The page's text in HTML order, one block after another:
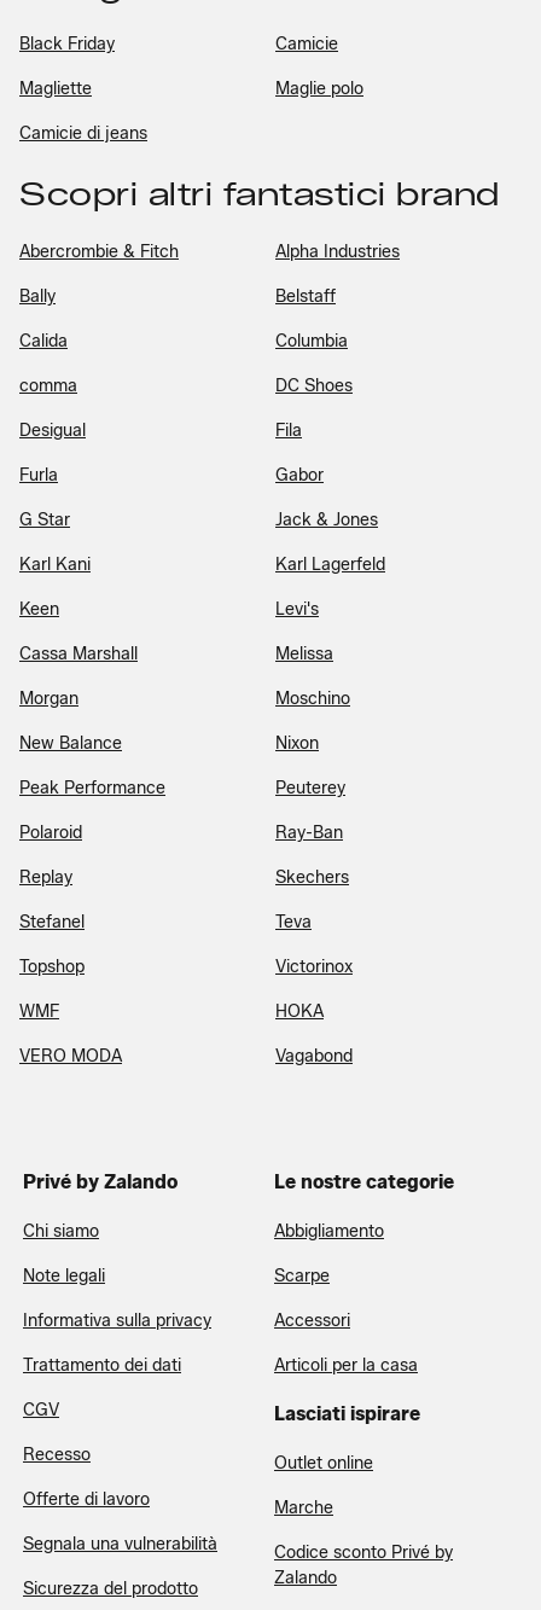
Black Friday Camicie
Magliette Maglie polo
Camicie di jeans
Scopri altri fantastici brand
Abercrombie & Fitch Alpha Industries
Bally Belstaff
Calida Columbia
comma DC Shoes
Desigual Fila
Furla Gabor
G Star Jack & Jones
Karl Kani Karl Lagerfeld
Keen Levi's
Cassa Marshall Melissa
Morgan Moschino
New Balance Nixon
Peak Performance Peuterey
Polaroid Ray-Ban
Replay Skechers
Stefanel Teva
Topshop Victorinox
WMF HOKA
VERO MODA Vagabond
Privé by Zalando
Chi siamo
Note legali
Informativa sulla privacy
Trattamento dei dati
CGV
Recesso
Offerte di lavoro
Segnala una vulnerabilità
Sicurezza del prodotto
Le nostre categorie
Abbigliamento
Scarpe
Accessori
Articoli per la casa
Lasciati ispirare
Outlet online
Marche
Codice sconto Privé by
Zalando